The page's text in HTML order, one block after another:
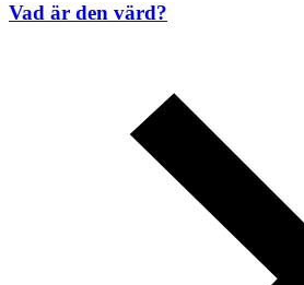
Vad är den värd?